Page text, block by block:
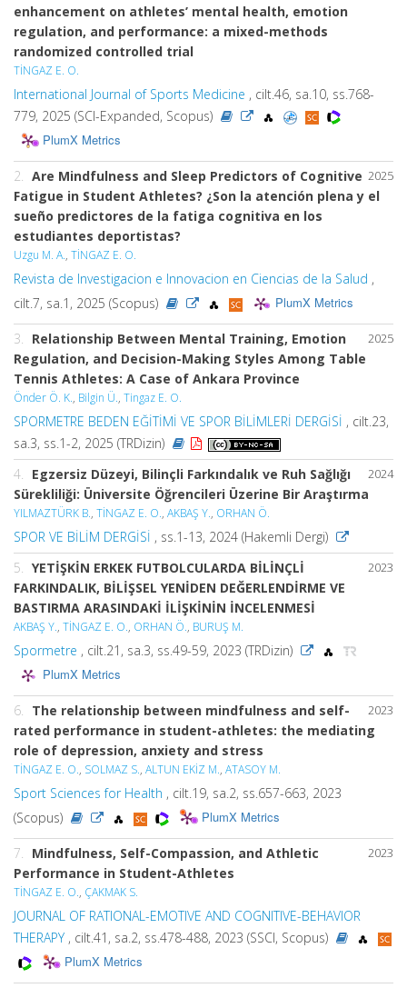
enhancement on athletes’ mental health, emotion
regulation, and performance: a mixed-methods
randomized controlled trial
TİNGAZ E. O.
International Journal of Sports Medicine , cilt.46, sa.10, ss.768-
779, 2025 (SCI-Expanded, Scopus)
PlumX Metrics
2025
2. Are Mindfulness and Sleep Predictors of Cognitive
Fatigue in Student Athletes? ¿Son la atención plena y el
sueño predictores de la fatiga cognitiva en los
estudiantes deportistas?
Uzgu M. A., TİNGAZ E. O.
Revista de Investigacion e Innovacion en Ciencias de la Salud ,
cilt.7, sa.1, 2025 (Scopus)
PlumX Metrics
2025
3. Relationship Between Mental Training, Emotion
Regulation, and Decision-Making Styles Among Table
Tennis Athletes: A Case of Ankara Province
Önder Ö. K., Bilgin Ü., Tingaz E. O.
SPORMETRE BEDEN EĞİTİMİ VE SPOR BİLİMLERİ DERGİSİ , cilt.23,
sa.3, ss.1-2, 2025 (TRDizin)
2024
4. Egzersiz Düzeyi, Bilinçli Farkındalık ve Ruh Sağlığı
Sürekliliği: Üniversite Öğrencileri Üzerine Bir Araştırma
YILMAZTÜRK B., TİNGAZ E. O., AKBAŞ Y., ORHAN Ö.
SPOR VE BİLİM DERGİSİ , ss.1-13, 2024 (Hakemli Dergi)
2023
5. YETİŞKİN ERKEK FUTBOLCULARDA BİLİNÇLİ
FARKINDALIK, BİLİŞSEL YENİDEN DEĞERLENDİRME VE
BASTIRMA ARASINDAKİ İLİŞKİNİN İNCELENMESİ
AKBAŞ Y., TİNGAZ E. O., ORHAN Ö., BURUŞ M.
Spormetre , cilt.21, sa.3, ss.49-59, 2023 (TRDizin)
PlumX Metrics
2023
6. The relationship between mindfulness and self-
rated performance in student-athletes: the mediating
role of depression, anxiety and stress
TİNGAZ E. O., SOLMAZ S., ALTUN EKİZ M., ATASOY M.
Sport Sciences for Health , cilt.19, sa.2, ss.657-663, 2023
(Scopus)
PlumX Metrics
2023
7. Mindfulness, Self-Compassion, and Athletic
Performance in Student-Athletes
TİNGAZ E. O., ÇAKMAK S.
JOURNAL OF RATIONAL-EMOTIVE AND COGNITIVE-BEHAVIOR
THERAPY , cilt.41, sa.2, ss.478-488, 2023 (SSCI, Scopus)
PlumX Metrics